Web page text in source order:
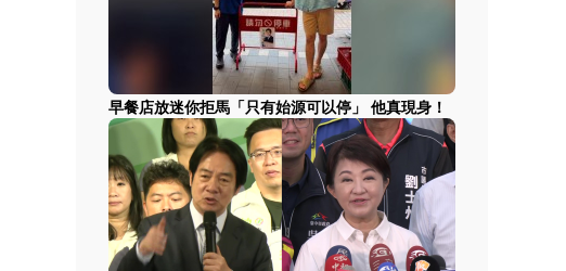
早餐店放迷你拒馬「只有始源可以停」 他真現身！